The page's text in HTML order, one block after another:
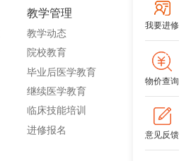
教学管理
教学动态
院校教育
毕业后医学教育
继续医学教育
临床技能培训
进修报名
我要进修
物价查询
意见反馈